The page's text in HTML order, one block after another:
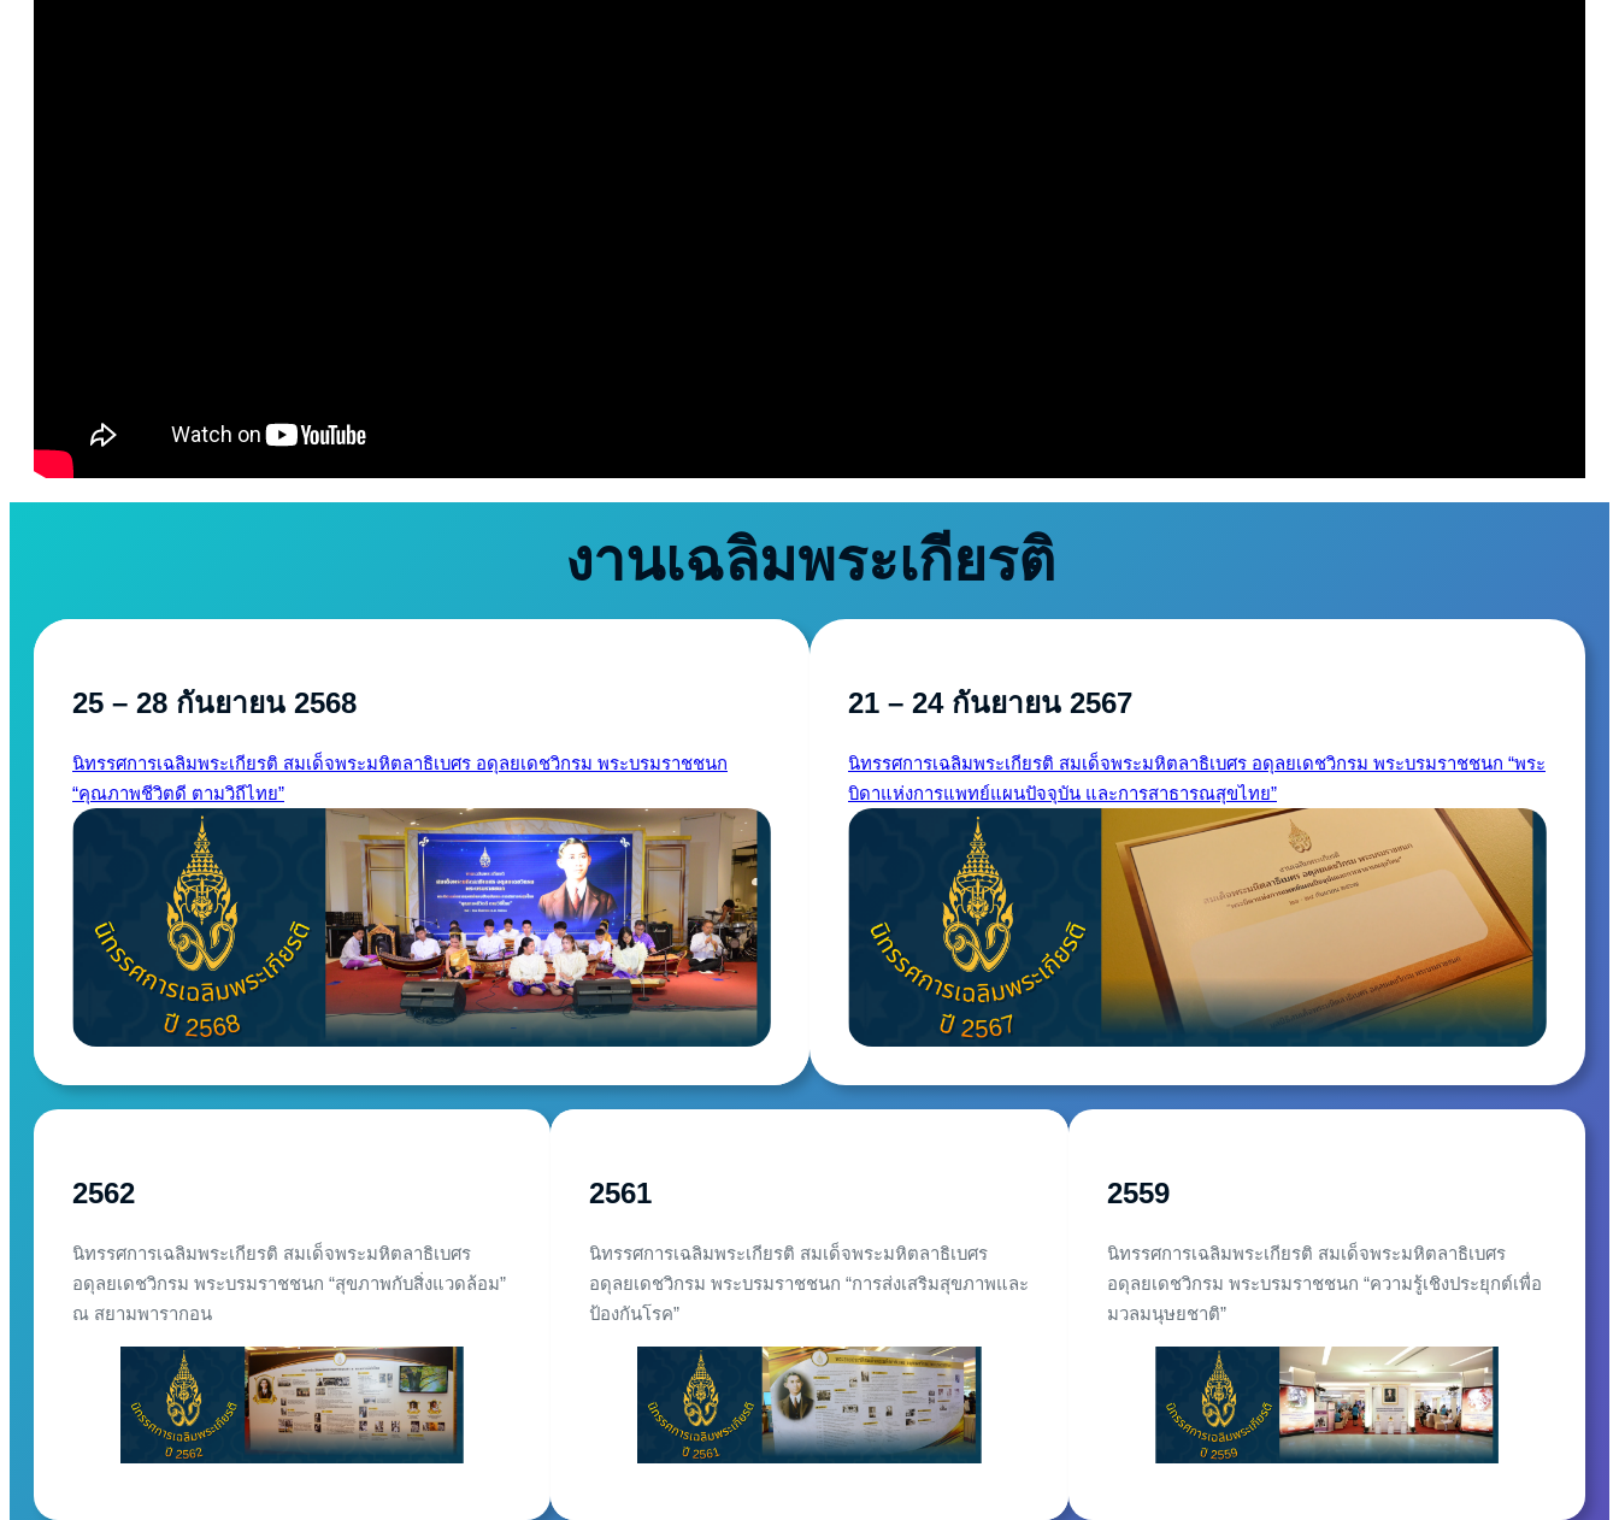
งานเฉลิมพระเกียรติ
25 – 28 กันยายน 2568
นิทรรศการเฉลิมพระเกียรติ สมเด็จพระมหิตลาธิเบศร อดุลยเดชวิกรม พระบรมราชชนก
“คุณภาพชีวิตดี ตามวิถีไทย”
21 – 24 กันยายน 2567
นิทรรศการเฉลิมพระเกียรติ สมเด็จพระมหิตลาธิเบศร อดุลยเดชวิกรม พระบรมราชชนก “พระ
บิดาแห่งการแพทย์แผนปัจจุบัน และการสาธารณสุขไทย”
2562
นิทรรศการเฉลิมพระเกียรติ สมเด็จพระมหิตลาธิเบศร
อดุลยเดชวิกรม พระบรมราชชนก “สุขภาพกับสิ่งแวดล้อม”
ณ สยามพารากอน
2561
นิทรรศการเฉลิมพระเกียรติ สมเด็จพระมหิตลาธิเบศร
อดุลยเดชวิกรม พระบรมราชชนก “การส่งเสริมสุขภาพและ
ป้องกันโรค”
2559
นิทรรศการเฉลิมพระเกียรติ สมเด็จพระมหิตลาธิเบศร
อดุลยเดชวิกรม พระบรมราชชนก “ความรู้เชิงประยุกต์เพื่อ
มวลมนุษยชาติ”